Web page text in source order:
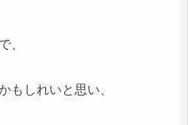
、
もしれいと思い、